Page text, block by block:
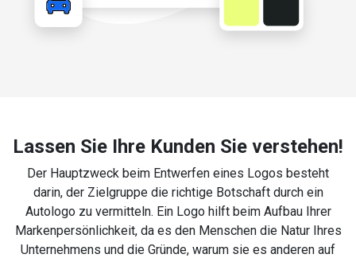
Lassen Sie Ihre Kunden Sie verstehen!
Der Hauptzweck beim Entwerfen eines Logos besteht
darin, der Zielgruppe die richtige Botschaft durch ein
Autologo zu vermitteln. Ein Logo hilft beim Aufbau Ihrer
Markenpersönlichkeit, da es den Menschen die Natur Ihres
Unternehmens und die Gründe, warum sie es anderen auf